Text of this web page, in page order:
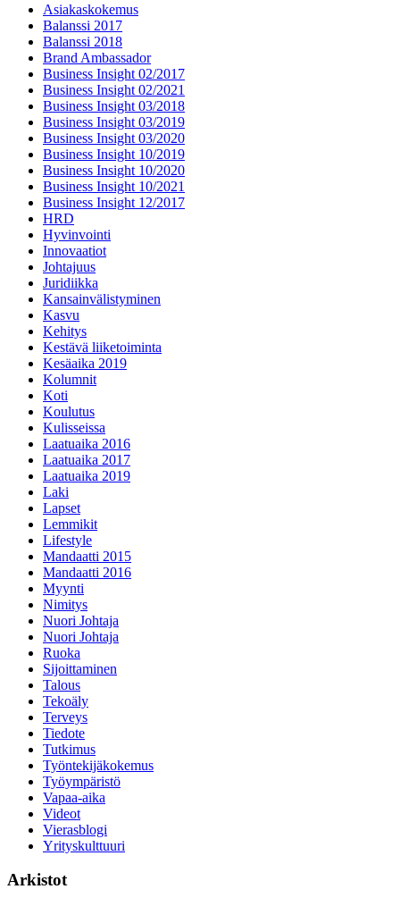
Asiakaskokemus
Balanssi 2017
Balanssi 2018
Brand Ambassador
Business Insight 02/2017
Business Insight 02/2021
Business Insight 03/2018
Business Insight 03/2019
Business Insight 03/2020
Business Insight 10/2019
Business Insight 10/2020
Business Insight 10/2021
Business Insight 12/2017
HRD
Hyvinvointi
Innovaatiot
Johtajuus
Juridiikka
Kansainvälistyminen
Kasvu
Kehitys
Kestävä liiketoiminta
Kesäaika 2019
Kolumnit
Koti
Koulutus
Kulisseissa
Laatuaika 2016
Laatuaika 2017
Laatuaika 2019
Laki
Lapset
Lemmikit
Lifestyle
Mandaatti 2015
Mandaatti 2016
Myynti
Nimitys
Nuori Johtaja
Nuori Johtaja
Ruoka
Sijoittaminen
Talous
Tekoäly
Terveys
Tiedote
Tutkimus
Työntekijäkokemus
Työympäristö
Vapaa-aika
Videot
Vierasblogi
Yrityskulttuuri
Arkistot